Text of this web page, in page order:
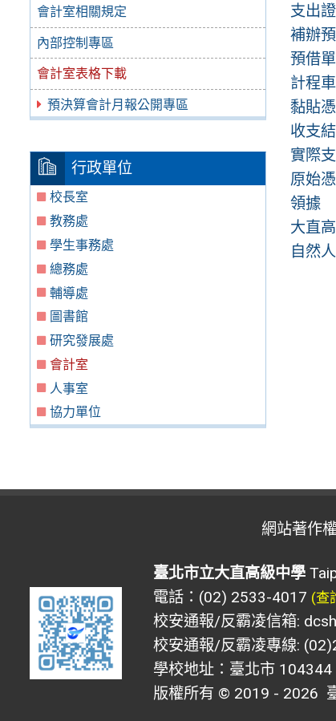
會計室相關規定
內部控制專區
會計室表格下載
預決算會計月報公開專區
行政單位
校長室
教務處
學生事務處
總務處
輔導處
圖書館
研究發展處
會計室
人事室
協力單位
支出
補辦
預借單
計程
黏貼
收支
實際
原始
領據
大直
自然
網站著作
臺北市立大直高級中學
電話：(02) 2533-4017 (查
校安通報/反霸凌信箱:
校安通報/反霸凌專線:
學校地址：臺北市
版權所有 © 2019 - 2026